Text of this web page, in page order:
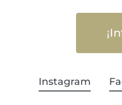
Instagram